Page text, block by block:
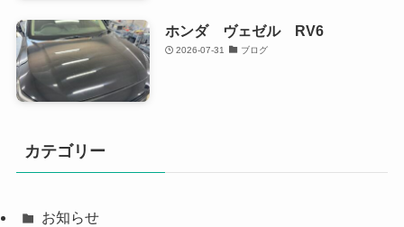
ホンダ ヴェゼル RV6
2026-07-31 ブログ
カテゴリー
お知らせ